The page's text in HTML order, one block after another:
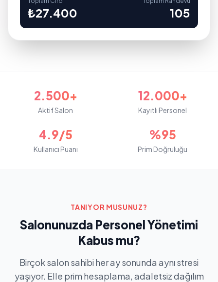
₺27.400 105
2.500+
Aktif Salon
12.000+
Kayıtlı Personel
4.9/5
Kullanıcı Puanı
%95
Prim Doğruluğu
TANIYOR MUSUNUZ?
Salonunuzda Personel Yönetimi
Kabus mu?
Birçok salon sahibi her ay sonunda aynı stresi
yaşıyor. Elle prim hesaplama, adaletsiz dağılım